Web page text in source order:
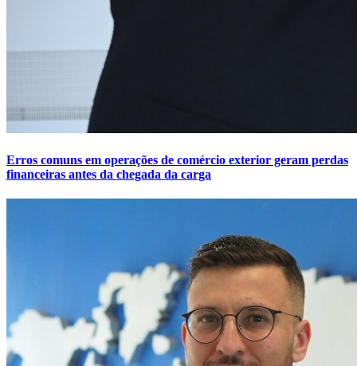
Erros comuns em operações de comércio exterior geram perdas
financeiras antes da chegada da carga